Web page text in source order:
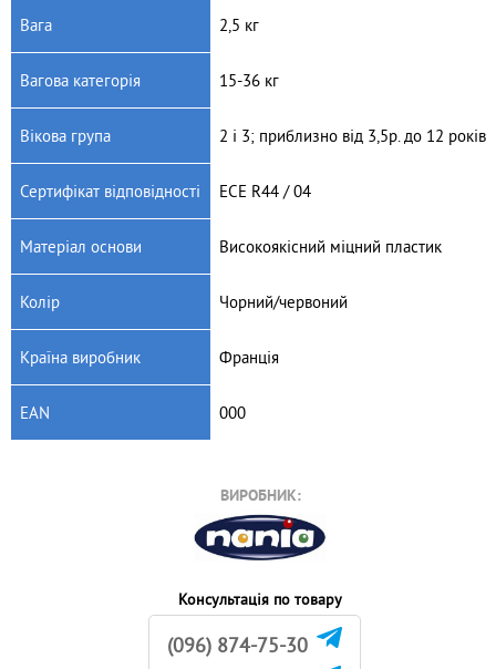
Вага 2,5 кг
Вагова категорія 15-36 кг
Вікова група 2 і 3; приблизно від 3,5р. до 12 років
Сертифікат відповідності ECE R44 / 04
Матеріал основи Високоякісний міцний пластик
Колір Чорний/червоний
Країна виробник Франція
EAN 000
ВИРОБНИК:
Консультація по товару
(096) 874-75-30